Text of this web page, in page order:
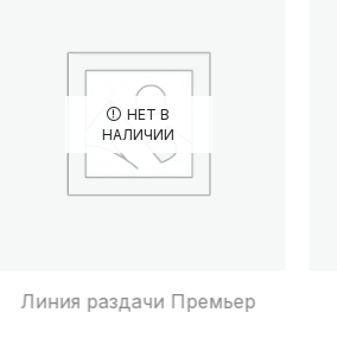
НЕТ В
НАЛИЧИИ
Линия раздачи Премьер